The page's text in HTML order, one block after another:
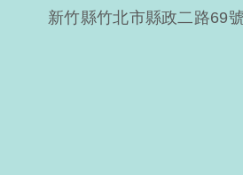
新竹縣竹北市縣政二路69號